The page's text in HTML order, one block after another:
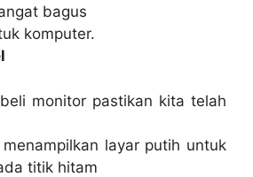
bagus
komputer.
monitor pastikan kita telah
layar putih untuk
titik hitam